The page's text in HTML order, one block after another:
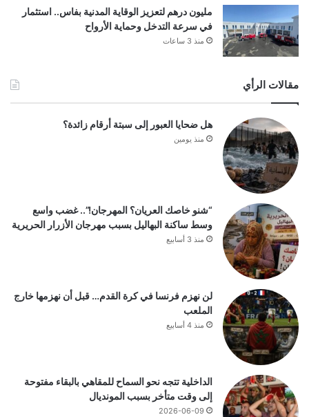
مليون درهم لتعزيز الوقاية المدنية بفاس.. استثمار
في سرعة التدخل وحماية الأرواح
منذ 3 ساعات
مقالات الرأي
هل ضحايا العبور إلى سبتة أرقام زائدة؟
منذ يومين
“شنو خاصك العريان؟ المهرجان!”.. غضب واسع
وسط ساكنة البهاليل بسبب مهرجان الأزرار الحريرية
منذ 3 أسابيع
لن نهزم فرنسا في كرة القدم… قبل أن نهزمها خارج
الملعب
منذ 4 أسابيع
الداخلية تتجه نحو السماح للمقاهي بالبقاء مفتوحة
إلى وقت متأخر بسبب المونديال
2026-06-09